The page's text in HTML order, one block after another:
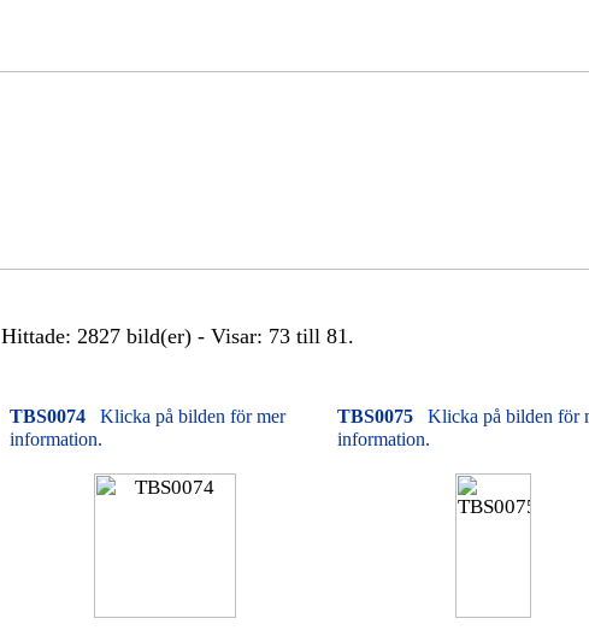
Hittade: 2827 bild(er) - Visar: 73 till 81.
TBS0074
Klicka på bilden för mer
information.
TBS0075
Klicka på bilden för
information.